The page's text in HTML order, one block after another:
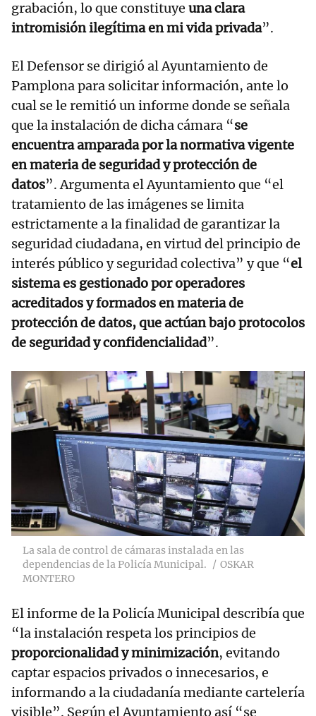
grabación, lo que constituye una clara
intromisión ilegítima en mi vida privada”.
El Defensor se dirigió al Ayuntamiento de
Pamplona para solicitar información, ante lo
cual se le remitió un informe donde se señala
que la instalación de dicha cámara “se
encuentra amparada por la normativa vigente
en materia de seguridad y protección de
datos”. Argumenta el Ayuntamiento que “el
tratamiento de las imágenes se limita
estrictamente a la finalidad de garantizar la
seguridad ciudadana, en virtud del principio de
interés público y seguridad colectiva” y que “el
sistema es gestionado por operadores
acreditados y formados en materia de
protección de datos, que actúan bajo protocolos
de seguridad y confidencialidad”.
La sala de control de cámaras instalada en las
dependencias de la Policía Municipal.
OSKAR
MONTERO
El informe de la Policía Municipal describía que
“la instalación respeta los principios de
proporcionalidad y minimización, evitando
captar espacios privados o innecesarios, e
informando a la ciudadanía mediante cartelería
visible”. Según el Ayuntamiento así “se